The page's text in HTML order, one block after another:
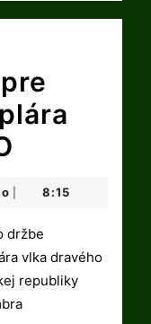
pre
držiteľov
VLKA
Laco 8:15
vlka dravého
republiky